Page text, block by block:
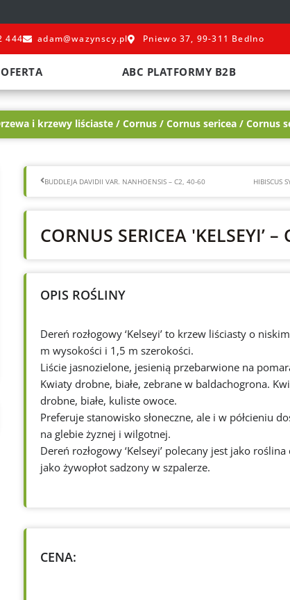
444 adam@wazynscy.pl Pniewo 37, 99-311 Bedlno
OFERTA ABC PLATFORMY B2B
i krzewy liściaste / Cornus / Cornus sericea / Cornus
BUDDLEJA DAVIDII VAR. NANHOENSIS – C2, 40-60
CORNUS SERICEA 'KELSEYI’ –
OPIS ROŚLINY
Dereń rozłogowy ‘Kelseyi’ to krzew liściasty o
m wysokości i 1,5 m szerokości.
Liście jasnozielone, jesienią przebarwione na
Kwiaty drobne, białe, zebrane w baldachogrona.
drobne, białe, kuliste owoce.
Preferuje stanowisko słoneczne, ale i w półcieniu
na glebie żyznej i wilgotnej.
Dereń rozłogowy ‘Kelseyi’ polecany jest jako
jako żywopłot sadzony w szpalerze.
CENA: